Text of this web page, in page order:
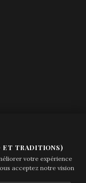
ET TRADITIONS)
votre expérience
acceptez notre vision